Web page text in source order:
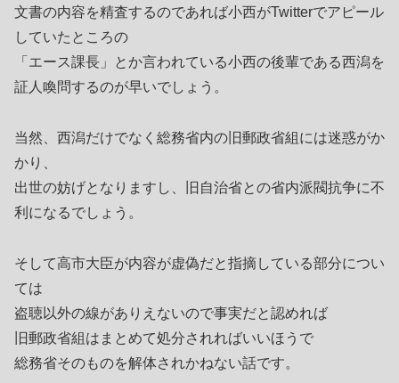
文書の内容を精査するのであれば小西がTwitterでアピール
していたところの
「エース課長」とか言われている小西の後輩である西潟を
証人喚問するのが早いでしょう。
当然、西潟だけでなく総務省内の旧郵政省組には迷惑がか
かり、
出世の妨げとなりますし、旧自治省との省内派閥抗争に不
利になるでしょう。
そして高市大臣が内容が虚偽だと指摘している部分につい
ては
盗聴以外の線がありえないので事実だと認めれば
旧郵政省組はまとめて処分されればいいほうで
総務省そのものを解体されかねない話です。